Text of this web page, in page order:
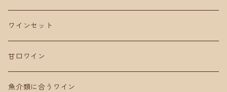
ワインセット
甘口ワイン
魚介類に合うワイン